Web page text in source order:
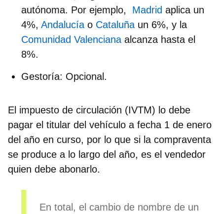
autónoma. Por ejemplo, Madrid aplica un
4%, Andalucía o Cataluña un 6%, y la
Comunidad Valenciana alcanza hasta el
8%.
Gestoría: Opcional.
El impuesto de circulación (IVTM) lo debe
pagar el titular del vehículo a fecha 1 de enero
del año en curso, por lo que si la compraventa
se produce a lo largo del año, es el vendedor
quien debe abonarlo.
En total, el cambio de nombre de un